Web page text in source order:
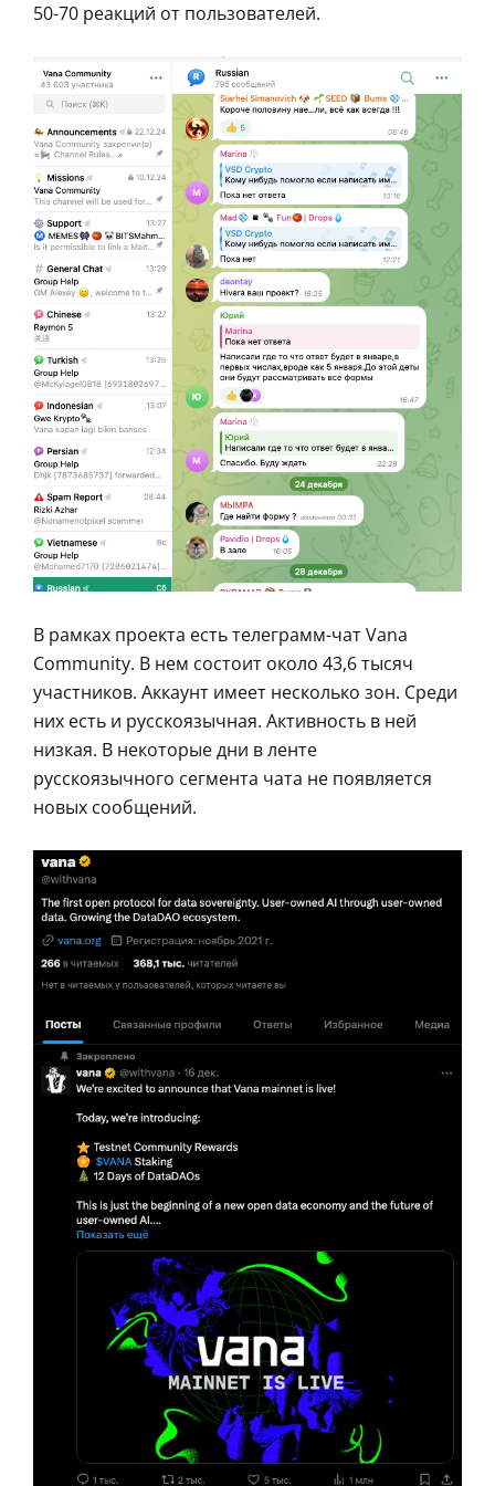
50-70 реакций от пользователей.
В рамках проекта есть телеграмм-чат Vana
Community. В нем состоит около 43,6 тысяч
участников. Аккаунт имеет несколько зон. Среди
них есть и русскоязычная. Активность в ней
низкая. В некоторые дни в ленте
русскоязычного сегмента чата не появляется
новых сообщений.